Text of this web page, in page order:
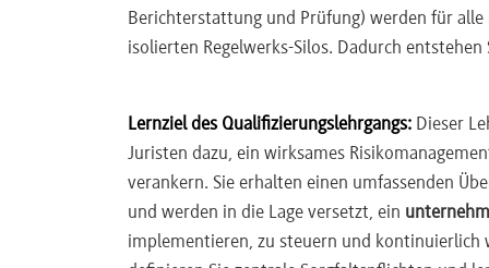
Abhilfe-Hierarchie: § 7 LkSG / Art. 11
Abbruch von Geschäftsbeziehungen
3TG OECD Schritt 4); Management-Review-
§ 8 LkSG / HinSchG: Beschwerdeverfahren
Mechanism; EUDR Art. 12 Abs. 1 lit. d Third-
Praxis-Workshop: Simulation –
Modul 2.5 – Dokumentation, Berichterstattung
Berichterstattung und Prüfung) werden für
isolierten Regelwerks-Silos. Dadurch
Lernziel des Qualifizierungslehrgangs: Dieser
Juristen dazu, ein wirksames
verankern. Sie erhalten einen umfassenden
und werden in die Lage versetzt, ein
implementieren, zu steuern und